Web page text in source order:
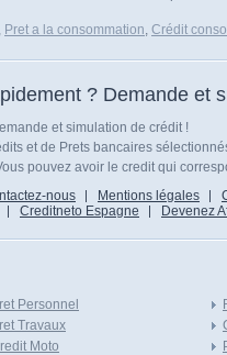
, Pret a la consommation, Crédit
? Demande et
et simulation de crédit !
et de Prets bancaires
pouvez avoir le credit qui
nous Mentions légales
Creditneto Espagne Devenez
Personnel
Travaux
Moto